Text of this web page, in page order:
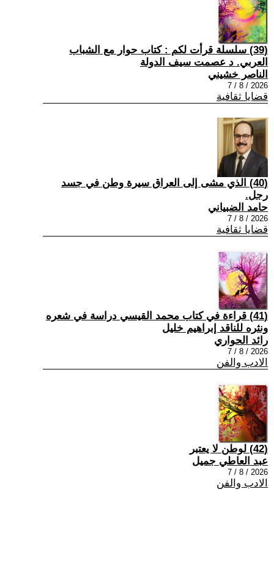
(39) سلسلة قرأت لكم : كتاب حوار مع الشباب
العربي. د عصمت سيف الدولة
الناصر خشيني
2026 / 8 / 7
قضايا ثقافية
(40) الذي مشى إلى العراق سيرة وطن في جسد
رجل.
حامد الضبياني
2026 / 8 / 7
قضايا ثقافية
(41) قراءة في كتاب محمد القيسي دراسة في شعره
ونثره للناقد إبراهيم خليل
رائد الحواري
2026 / 8 / 7
الادب والفن
(42) لوطن لا يعتبر
عبد العاطي جميل
2026 / 8 / 7
الادب والفن